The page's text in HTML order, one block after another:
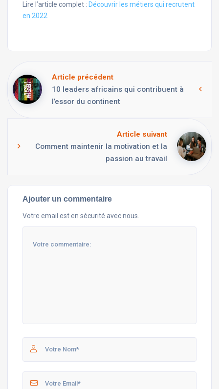
Lire l’article complet : Découvrir les métiers qui recrutent
en 2022
Article précédent
10 leaders africains qui contribuent à
l’essor du continent
Article suivant
Comment maintenir la motivation et la
passion au travail
Ajouter un commentaire
Votre email est en sécurité avec nous.